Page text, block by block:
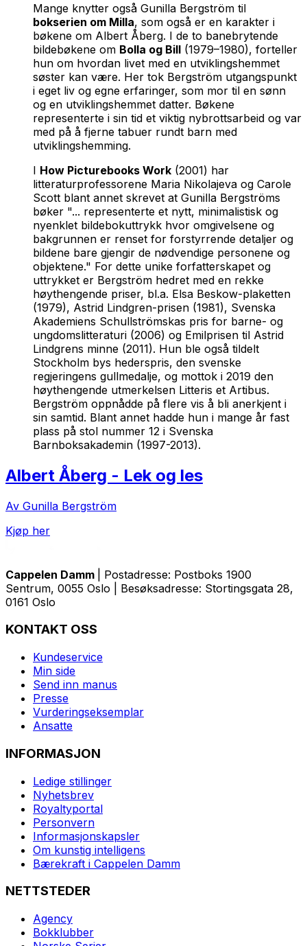
Mange knytter også Gunilla Bergström til
bokserien om Milla, som også er en karakter i
bøkene om Albert Åberg. I de to banebrytende
bildebøkene om Bolla og Bill (1979–1980), forteller
hun om hvordan livet med en utviklingshemmet
søster kan være. Her tok Bergström utgangspunkt
i eget liv og egne erfaringer, som mor til en sønn
og en utviklingshemmet datter. Bøkene
representerte i sin tid et viktig nybrottsarbeid og var
med på å fjerne tabuer rundt barn med
utviklingshemming.
I How Picturebooks Work (2001) har
litteraturprofessorene Maria Nikolajeva og Carole
Scott blant annet skrevet at Gunilla Bergströms
bøker "... representerte et nytt, minimalistisk og
nyenklet bildebokuttrykk hvor omgivelsene og
bakgrunnen er renset for forstyrrende detaljer og
bildene bare gjengir de nødvendige personene og
objektene." For dette unike forfatterskapet og
uttrykket er Bergström hedret med en rekke
høythengende priser, bl.a. Elsa Beskow-plaketten
(1979), Astrid Lindgren-prisen (1981), Svenska
Akademiens Schullströmskas pris for barne- og
ungdomslitteraturi (2006) og Emilprisen til Astrid
Lindgrens minne (2011). Hun ble også tildelt
Stockholm bys hederspris, den svenske
regjeringens gullmedalje, og mottok i 2019 den
høythengende utmerkelsen Litteris et Artibus.
Bergström oppnådde på flere vis å bli anerkjent i
sin samtid. Blant annet hadde hun i mange år fast
plass på stol nummer 12 i Svenska
Barnboksakademin (1997-2013).
Albert Åberg - Lek og les
Av Gunilla Bergström
Kjøp her
Cappelen Damm
| Postadresse: Postboks 1900
Sentrum, 0055 Oslo | Besøksadresse: Stortingsgata 28,
0161 Oslo
KONTAKT OSS
Kundeservice
Min side
Send inn manus
Presse
Vurderingseksemplar
Ansatte
INFORMASJON
Ledige stillinger
Nyhetsbrev
Royaltyportal
Personvern
Informasjonskapsler
Om kunstig intelligens
Bærekraft i Cappelen Damm
NETTSTEDER
Agency
Bokklubber